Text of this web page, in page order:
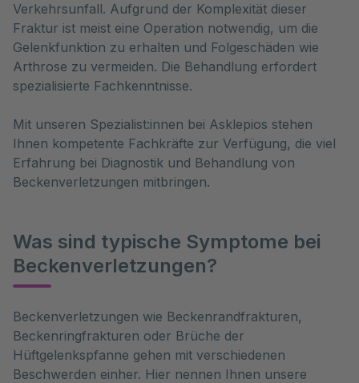
Verkehrsunfall. Aufgrund der Komplexität dieser
Fraktur ist meist eine Operation notwendig, um die
Gelenkfunktion zu erhalten und Folgeschäden wie
Arthrose zu vermeiden. Die Behandlung erfordert
spezialisierte Fachkenntnisse.
Mit unseren Spezialist:innen bei Asklepios stehen
Ihnen kompetente Fachkräfte zur Verfügung, die viel
Erfahrung bei Diagnostik und Behandlung von
Beckenverletzungen mitbringen.
Was sind typische Symptome bei
Beckenverletzungen?
Beckenverletzungen wie Beckenrandfrakturen,
Beckenringfrakturen oder Brüche der
Hüftgelenkspfanne gehen mit verschiedenen
Beschwerden einher. Hier nennen Ihnen unsere